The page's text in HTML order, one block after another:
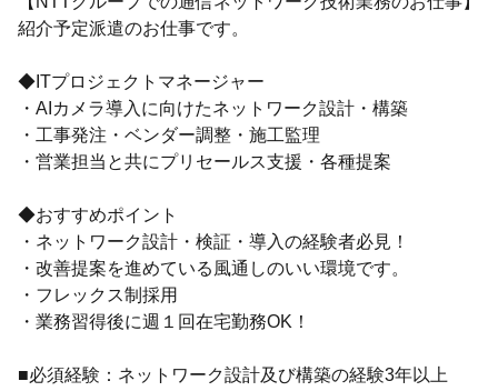
紹介予定派遣のお仕事です。
◆ITプロジェクトマネージャー
・AIカメラ導入に向けたネットワーク設計・構築
・工事発注・ベンダー調整・施工監理
・営業担当と共にプリセールス支援・各種提案
◆おすすめポイント
・ネットワーク設計・検証・導入の経験者必見！
・改善提案を進めている風通しのいい環境です。
・フレックス制採用
・業務習得後に週１回在宅勤務OK！
■必須経験：ネットワーク設計及び構築の経験3年以上